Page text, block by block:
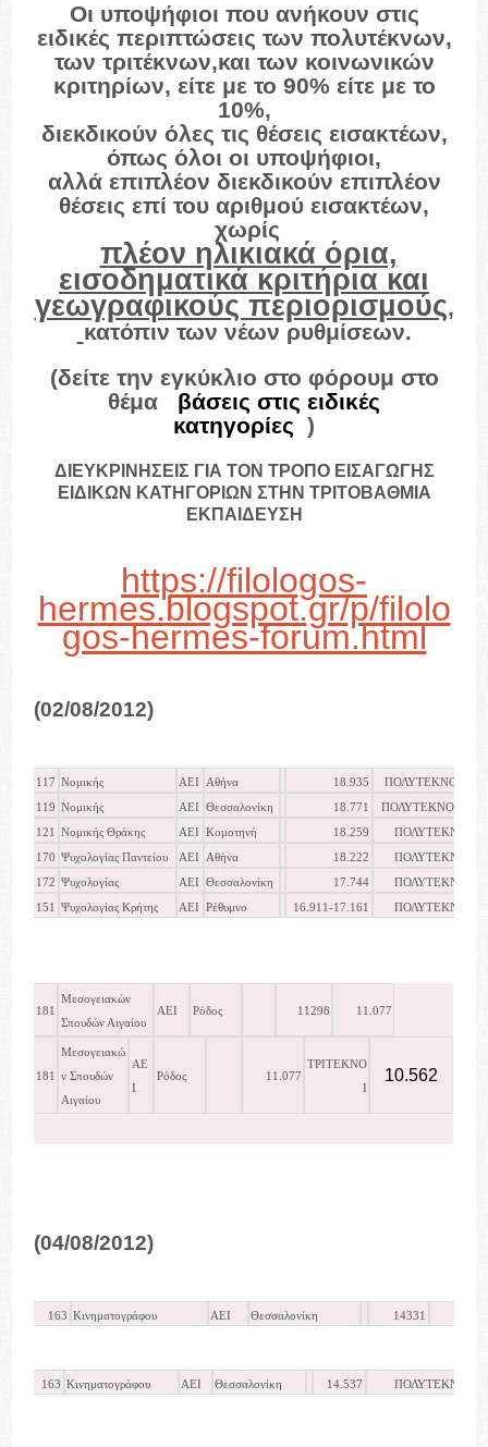
Οι υποψήφιοι που ανήκουν στις
ειδικές περιπτώσεις των πολυτέκνων,
των τριτέκνων,και των κοινωνικών
κριτηρίων, είτε με το 90% είτε με το
10%,
διεκδικούν όλες τις θέσεις εισακτέων,
όπως όλοι οι υποψήφιοι,
αλλά επιπλέον διεκδικούν επιπλέον
θέσεις επί του αριθμού εισακτέων,
χωρίς
πλέον ηλικιακά όρια,
εισοδηματικά κριτήρια και
γεωγραφικούς περιορισμούς,
κατόπιν των νέων ρυθμίσεων.
(δείτε την εγκύκλιο στο φόρουμ στο
θέμα
βάσεις στις ειδικές
κατηγορίες )
ΔΙΕΥΚΡΙΝΗΣΕΙΣ ΓΙΑ ΤΟΝ ΤΡΟΠΟ ΕΙΣΑΓΩΓΗΣ
ΕΙΔΙΚΩΝ ΚΑΤΗΓΟΡΙΩΝ ΣΤΗΝ ΤΡΙΤΟΒΑΘΜΙΑ
ΕΚΠΑΙΔΕΥΣΗ
https://filologos-
hermes.blogspot.gr/p/filolo
gos-hermes-forum.html
(02/08/2012)
117 Νομικής ΑΕΙ Αθήνα 18.935 ΠΟΛΥΤΕΚΝΟΙ
119 Νομικής ΑΕΙ Θεσσαλονίκη 18.771 ΠΟΛΥΤΕΚΝΟΙ
121 Νομικής Θράκης ΑΕΙ Κομοτηνή 18.259 ΠΟΛΥΤΕΚΝΟΙ
170 Ψυχολογίας Παντείου ΑΕΙ Αθήνα 18.222 ΠΟΛΥΤΕΚΝΟΙ
172 Ψυχολογίας ΑΕΙ Θεσσαλονίκη 17.744 ΠΟΛΥΤΕΚΝΟΙ
151 Ψυχολογίας Κρήτης ΑΕΙ Ρέθυμνο 16.911-17.161 ΠΟΛΥΤΕΚΝΟΙ
181
Μεσογειακών
Σπουδών Αιγαίου
ΑΕΙ Ρόδος 11298 11.077
181
Μεσογειακώ
ν Σπουδών
Αιγαίου
ΑΕ
Ι
Ρόδος 11.077
ΤΡΙΤΕΚΝΟ
Ι
10.562
(04/08/2012)
163 Κινηματογράφου ΑΕΙ Θεσσαλονίκη 14331
163 Κινηματογράφου ΑΕΙ Θεσσαλονίκη 14.537 ΠΟΛΥΤΕΚΝΟΙ